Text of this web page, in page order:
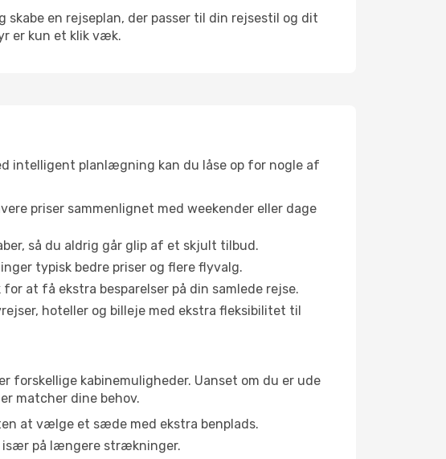
en rejseplan, der passer til din rejsestil og dit
er kun et klik væk.
intelligent planlægning kan du låse op for nogle af
priser sammenlignet med weekender eller dage
så du aldrig går glip af et skjult tilbud.
typisk bedre priser og flere flyvalg.
at få ekstra besparelser på din samlede rejse.
hoteller og billeje med ekstra fleksibilitet til
forskellige kabinemuligheder. Uanset om du er ude
matcher dine behov.
at vælge et sæde med ekstra benplads.
især på længere strækninger.